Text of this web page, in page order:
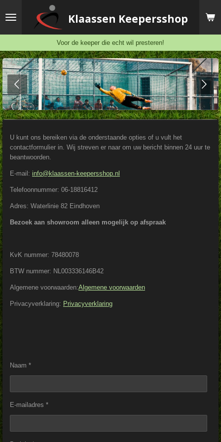
direct
Klaassen Keepersshop
Voor de keeper die echt wil presteren!
U kunt ons bereiken via de onderstaande opties of u vult het
contactformulier in. Wij streven er naar om uw bericht binnen 24 uur te
beantwoorden.
E-mail: info@klaassen-keepersshop.nl
Telefoonnummer: 06-18816412
Adres: Waterlinie 82 Eindhoven
Bezoek aan showroom alleen mogelijk op afspraak
KvK nummer: 78480078
BTW nummer: NL003336146B42
Algemene voorwaarden:Algemene voorwaarden
Privacyverklaring: Privacyverklaring
Naam *
E-mailadres *